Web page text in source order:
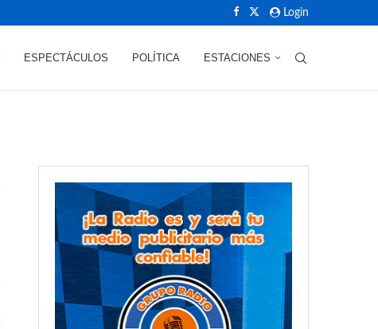
Login
ESPECTÁCULOS POLÍTICA ESTACIONES